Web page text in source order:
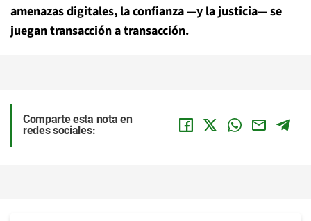
amenazas digitales, la confianza —y la justicia— se
juegan transacción a transacción.
Comparte esta nota en
redes sociales: